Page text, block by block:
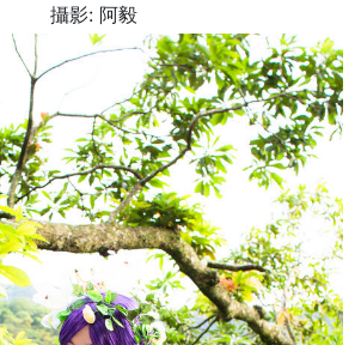
攝影: 阿毅